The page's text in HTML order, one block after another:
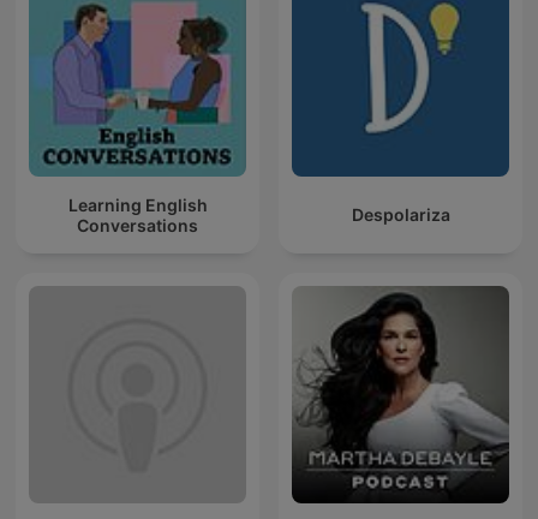
Learning English
Conversations
Despolariza